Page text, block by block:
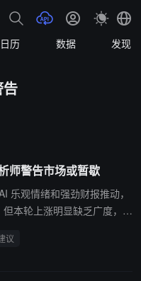
日历 数据 发现
告
师警告市场或暂歇
乐观情绪和强劲财报推动，
本轮上涨明显缺乏广度，大
对于等权重标普 500 指数
议